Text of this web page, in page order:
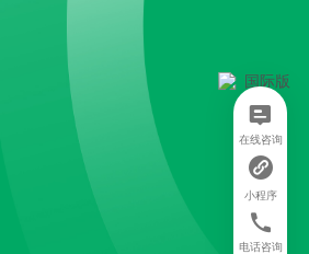
在线咨询
小程序
电话咨询